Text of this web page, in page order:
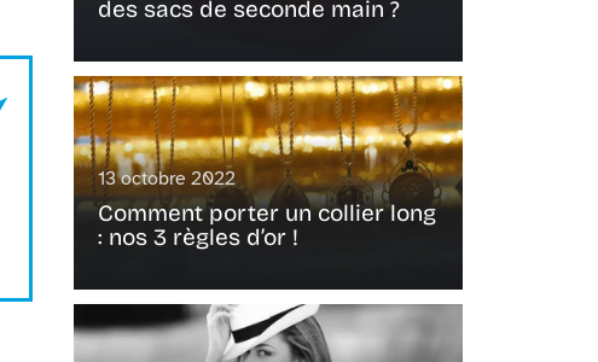
des sacs de seconde main ?
13 octobre 2022
Comment porter un collier long
: nos 3 règles d’or !